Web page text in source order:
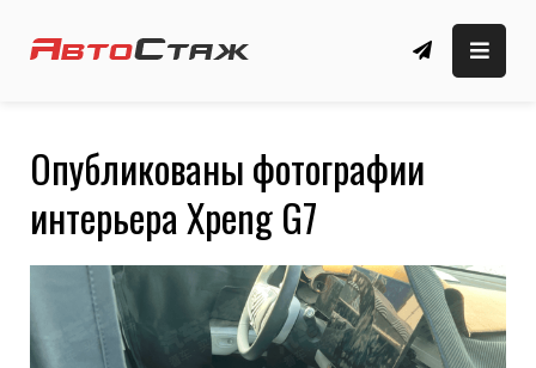
Автомобильный сайт
автомобильные новости, обзоры, новые
Опубликованы фотографии
интерьера Xpeng G7